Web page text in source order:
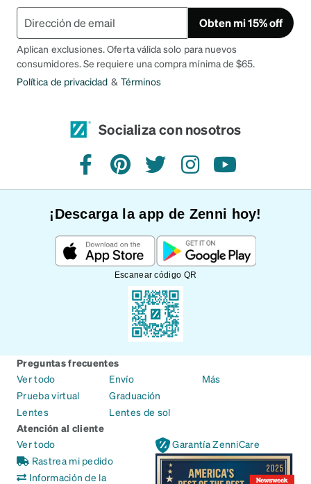
Obten mi 15% off
Aplican exclusiones. Oferta válida solo para nuevos
consumidores. Se requiere una compra mínima de $65.
Política de privacidad & Términos
Socializa con nosotros
FacebookPinterestTwitterInstagramYouTube
¡Descarga la app de Zenni hoy!
Escanear código QR
Preguntas frecuentes
Ver todo
Prueba virtual
Lentes
Envío
Graduación
Lentes de sol
Más
Atención al cliente
Ver todo
Rastrea mi pedido
Información de la
Garantía ZenniCare